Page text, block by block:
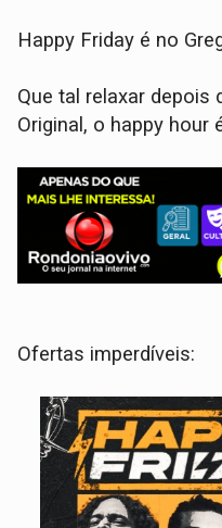
Happy Friday é no
Que tal relaxar depois
Original, o happy hour
Ofertas imperdíveis: